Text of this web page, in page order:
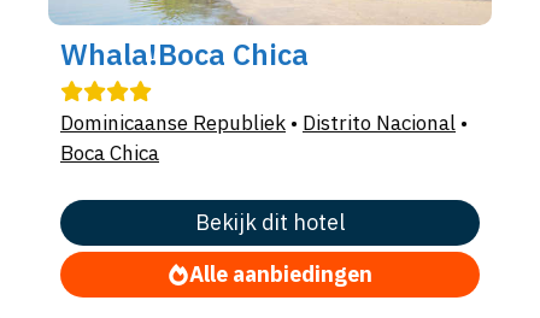
Whala!Boca Chica
Dominicaanse Republiek • Distrito Nacional •
Boca Chica
Bekijk dit hotel
Alle aanbiedingen